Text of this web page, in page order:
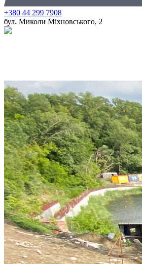
+380 44 299 7908
бул. Миколи Міхновського, 2